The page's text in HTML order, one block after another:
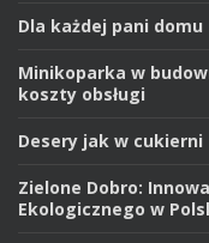
Dla każdej pani domu
Minikoparka w
koszty obsługi
Desery jak w cukierni
Zielone Dobro:
Ekologicznego w